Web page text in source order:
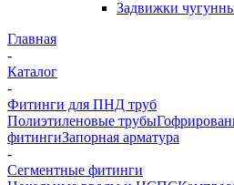
Задвижки
Главная
-
Каталог
-
Фитинги для ПНД труб
Полиэтиленовые трубы
фитингиЗапорная арматура
-
Сегментные фитинги